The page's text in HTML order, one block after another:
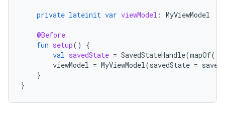
private lateinit var viewModel : MyViewModel
@Before
fun setup()
{
val savedState = SavedStateHandle(mapOf(
viewModel = MyViewModel(savedState =
}
}